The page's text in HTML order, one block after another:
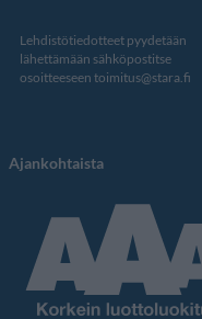
Lehdistötiedotteet pyydetään
lähettämään sähköpostitse
osoitteeseen toimitus@stara.fi
Ajankohtaista